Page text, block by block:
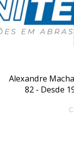
Alexandre
82 - Desde